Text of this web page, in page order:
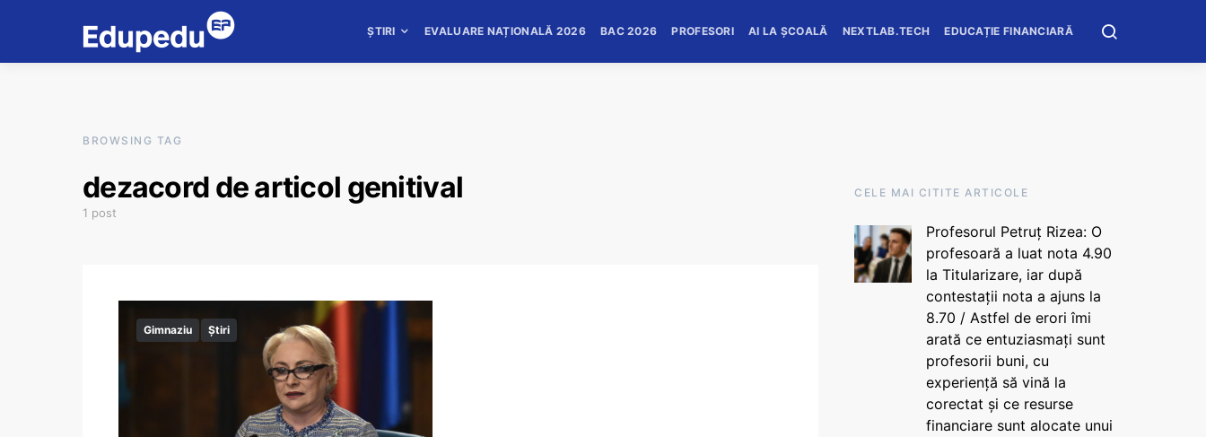
ȘTIRI EVALUARE NAȚIONALĂ 2026 BAC 2026 PROFESORI AI LA ȘCOALĂ NEXTLAB.TECH EDUCAȚIE FINANCIARĂ
BROWSING TAG
dezacord de articol genitival
1 post
Gimnaziu Știri
CELE MAI CITITE ARTICOLE
Profesorul Petruț Rizea: O
profesoară a luat nota 4.90
la Titularizare, iar după
contestații nota a ajuns la
8.70 / Astfel de erori îmi
arată ce entuziasmați sunt
profesorii buni, cu
experiență să vină la
corectat și ce resurse
financiare sunt alocate unui